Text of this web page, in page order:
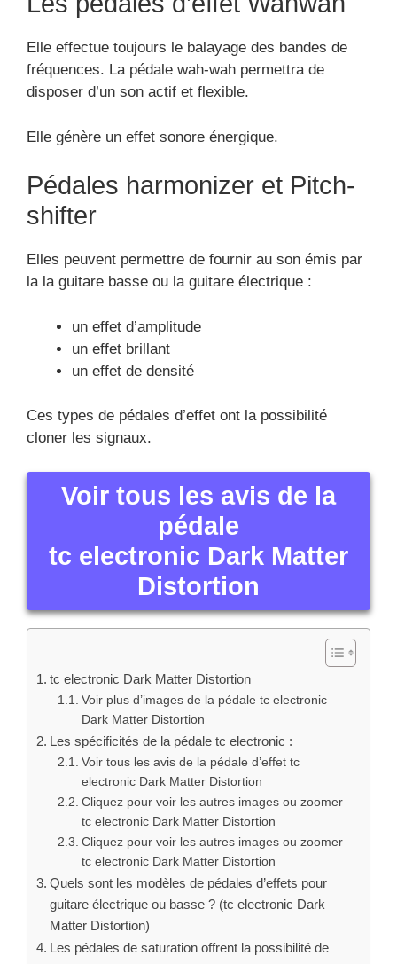
Elle effectue toujours le balayage des bandes de
fréquences. La pédale wah-wah permettra de
disposer d’un son actif et flexible.
Elle génère un effet sonore énergique.
Pédales harmonizer et Pitch-
shifter
Elles peuvent permettre de fournir au son émis par
la la guitare basse ou la guitare électrique :
un effet d’amplitude
un effet brillant
un effet de densité
Ces types de pédales d’effet ont la possibilité
cloner les signaux.
Voir tous les avis de la
pédale
tc electronic Dark Matter
Distortion
tc electronic Dark Matter Distortion
Voir plus d’images de la pédale tc electronic
Dark Matter Distortion
Les spécificités de la pédale tc electronic :
Voir tous les avis de la pédale d’effet tc
electronic Dark Matter Distortion
Cliquez pour voir les autres images ou zoomer
tc electronic Dark Matter Distortion
Cliquez pour voir les autres images ou zoomer
tc electronic Dark Matter Distortion
Quels sont les modèles de pédales d’effets pour
guitare électrique ou basse ? (tc electronic Dark
Matter Distortion)
Les pédales de saturation offrent la possibilité de